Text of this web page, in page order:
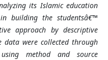
its Islamic education
building the studentsâ€™
approach by descriptive
data were collected through
method and source